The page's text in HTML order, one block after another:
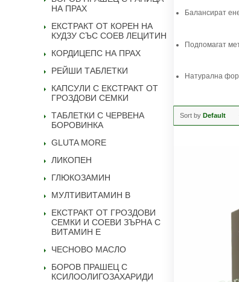
Балансират
Подпомагат
Натурална
Sort by Default
НА ПРАХ
ЕКСТРАКТ ОТ КОРЕН НА
КУДЗУ СЪС СОЕВ ЛЕЦИТИН
КОРДИЦЕПС НА ПРАХ
РЕЙШИ ТАБЛЕТКИ
КАПСУЛИ С ЕКСТРАКТ ОТ
ГРОЗДОВИ СЕМКИ
ТАБЛЕТКИ С ЧЕРВЕНА
БОРОВИНКА
GLUTA MORE
ЛИКОПЕН
ГЛЮКОЗАМИН
МУЛТИВИТАМИН B
ЕКСТРАКТ ОТ ГРОЗДОВИ
СЕМКИ И СОЕВИ ЗЪРНА С
ВИТАМИН Е
ЧЕСНОВО МАСЛО
БОРОВ ПРАШЕЦ С
КСИЛООЛИГОЗАХАРИДИ